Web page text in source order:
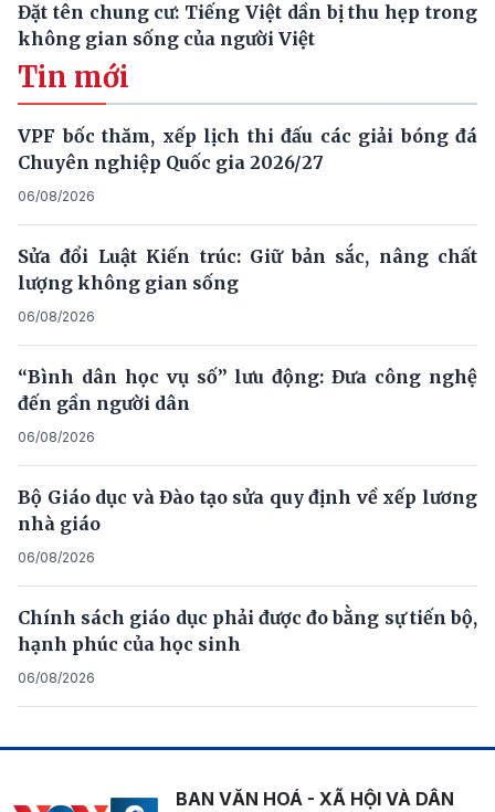
Đặt tên chung cư: Tiếng Việt dần bị thu hẹp trong
không gian sống của người Việt
Tin mới
VPF bốc thăm, xếp lịch thi đấu các giải bóng đá
Chuyên nghiệp Quốc gia 2026/27
06/08/2026
Sửa đổi Luật Kiến trúc: Giữ bản sắc, nâng chất
lượng không gian sống
06/08/2026
“Bình dân học vụ số” lưu động: Đưa công nghệ
đến gần người dân
06/08/2026
Bộ Giáo dục và Đào tạo sửa quy định về xếp lương
nhà giáo
06/08/2026
Chính sách giáo dục phải được đo bằng sự tiến bộ,
hạnh phúc của học sinh
06/08/2026
BAN VĂN HOÁ - XÃ HỘI VÀ DÂN